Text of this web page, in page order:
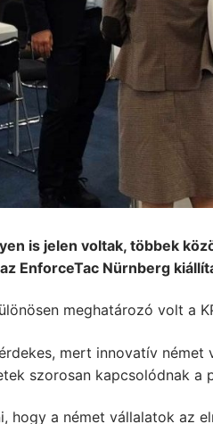
is jelen voltak, többek
EnforceTac Nürnberg
meghatározó volt a
mert innovatív
szorosan kapcsolódnak
hogy a német vállalatok az